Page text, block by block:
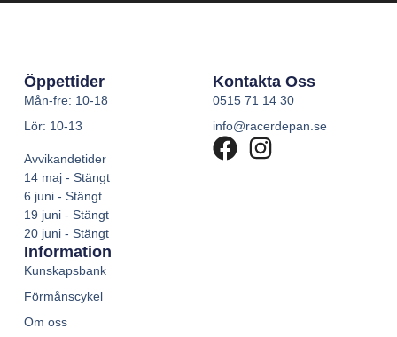
Öppettider
Mån-fre: 10-18
Lör: 10-13
Avvikandetider
14 maj - Stängt
6 juni - Stängt
19 juni - Stängt
20 juni - Stängt
Kontakta Oss
0515 71 14 30
info@racerdepan.se
Information
Kunskapsbank
Förmånscykel
Om oss